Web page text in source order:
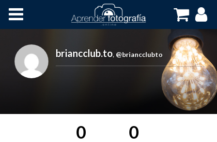
Cursos OnLine
briancclub.to, @briancclubto
0 0